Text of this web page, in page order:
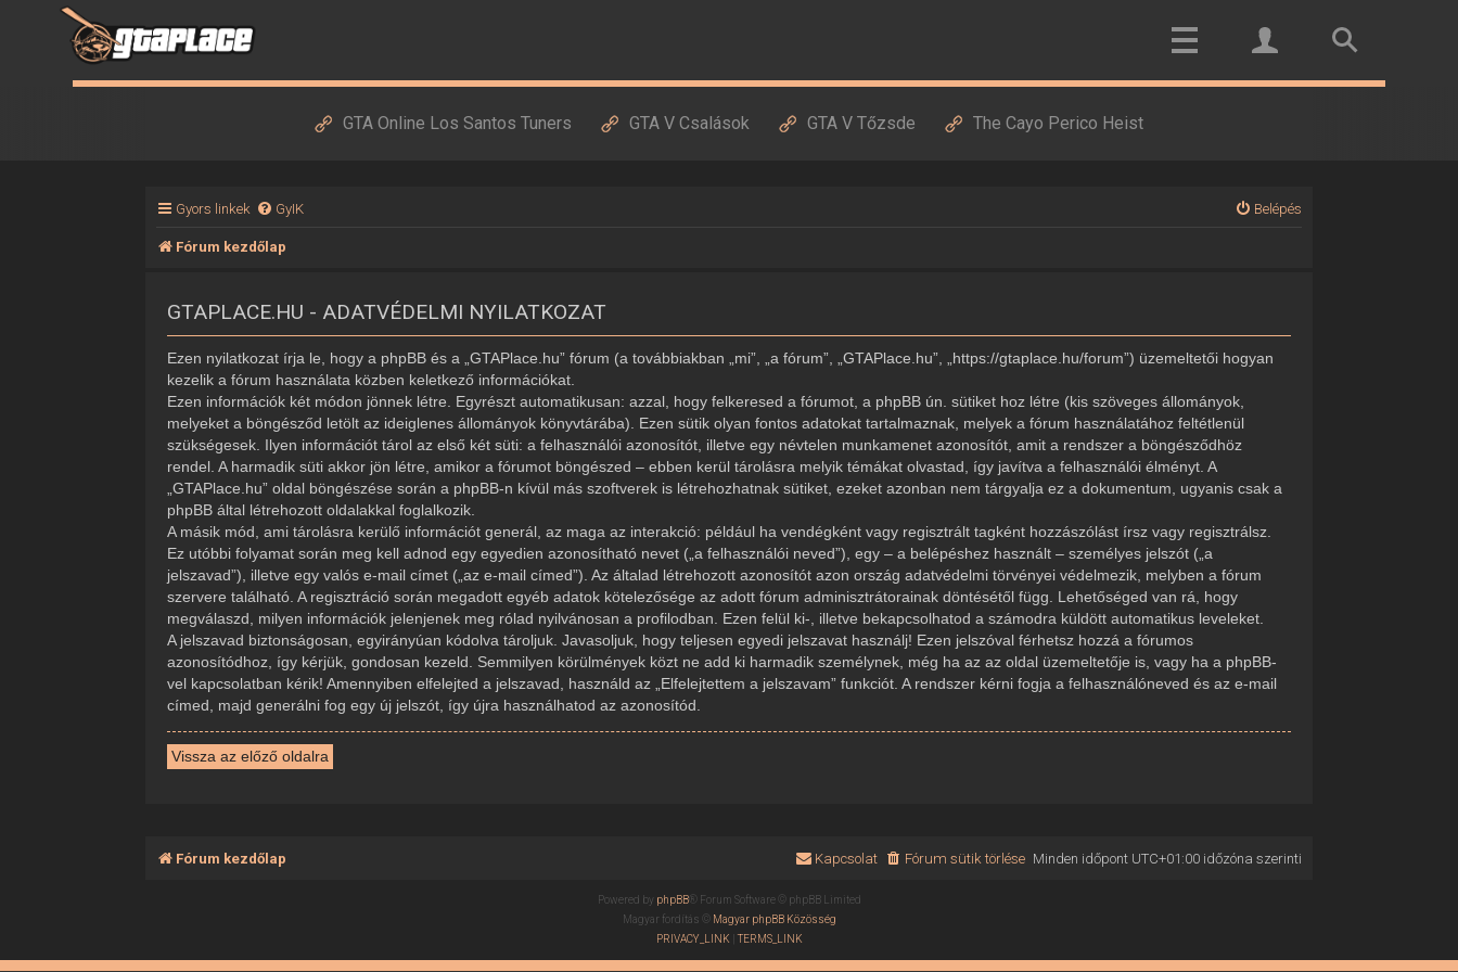
GTA Online Los Santos Tuners GTA V Csalások GTA V Tőzsde The Cayo Perico Heist
Gyors linkek GyIK Belépés
Fórum kezdőlap
GTAPLACE.HU - ADATVÉDELMI NYILATKOZAT
Ezen nyilatkozat írja le, hogy a phpBB és a „GTAPlace.hu” fórum (a továbbiakban „mi”, „a fórum”, „GTAPlace.hu”, „https://gtaplace.hu/forum”) üzemeltetői hogyan
kezelik a fórum használata közben keletkező információkat.
Ezen információk két módon jönnek létre. Egyrészt automatikusan: azzal, hogy felkeresed a fórumot, a phpBB ún. sütiket hoz létre (kis szöveges állományok,
melyeket a böngésződ letölt az ideiglenes állományok könyvtárába). Ezen sütik olyan fontos adatokat tartalmaznak, melyek a fórum használatához feltétlenül
szükségesek. Ilyen információt tárol az első két süti: a felhasználói azonosítót, illetve egy névtelen munkamenet azonosítót, amit a rendszer a böngésződhöz
rendel. A harmadik süti akkor jön létre, amikor a fórumot böngészed – ebben kerül tárolásra melyik témákat olvastad, így javítva a felhasználói élményt. A
„GTAPlace.hu” oldal böngészése során a phpBB-n kívül más szoftverek is létrehozhatnak sütiket, ezeket azonban nem tárgyalja ez a dokumentum, ugyanis csak a
phpBB által létrehozott oldalakkal foglalkozik.
A másik mód, ami tárolásra kerülő információt generál, az maga az interakció: például ha vendégként vagy regisztrált tagként hozzászólást írsz vagy regisztrálsz.
Ez utóbbi folyamat során meg kell adnod egy egyedien azonosítható nevet („a felhasználói neved”), egy – a belépéshez használt – személyes jelszót („a
jelszavad”), illetve egy valós e-mail címet („az e-mail címed”). Az általad létrehozott azonosítót azon ország adatvédelmi törvényei védelmezik, melyben a fórum
szervere található. A regisztráció során megadott egyéb adatok kötelezősége az adott fórum adminisztrátorainak döntésétől függ. Lehetőséged van rá, hogy
megválaszd, milyen információk jelenjenek meg rólad nyilvánosan a profilodban. Ezen felül ki-, illetve bekapcsolhatod a számodra küldött automatikus leveleket.
A jelszavad biztonságosan, egyirányúan kódolva tároljuk. Javasoljuk, hogy teljesen egyedi jelszavat használj! Ezen jelszóval férhetsz hozzá a fórumos
azonosítódhoz, így kérjük, gondosan kezeld. Semmilyen körülmények közt ne add ki harmadik személynek, még ha az az oldal üzemeltetője is, vagy ha a phpBB-
vel kapcsolatban kérik! Amennyiben elfelejted a jelszavad, használd az „Elfelejtettem a jelszavam” funkciót. A rendszer kérni fogja a felhasználóneved és az e-mail
címed, majd generálni fog egy új jelszót, így újra használhatod az azonosítód.
Vissza az előző oldalra
Fórum kezdőlap Minden időpont UTC+01:00időzóna szerinti
Fórum sütik törlése
Kapcsolat
Powered by phpBB® Forum Software © phpBB Limited
Magyar fordítás © Magyar phpBB Közösség
PRIVACY_LINK |TERMS_LINK